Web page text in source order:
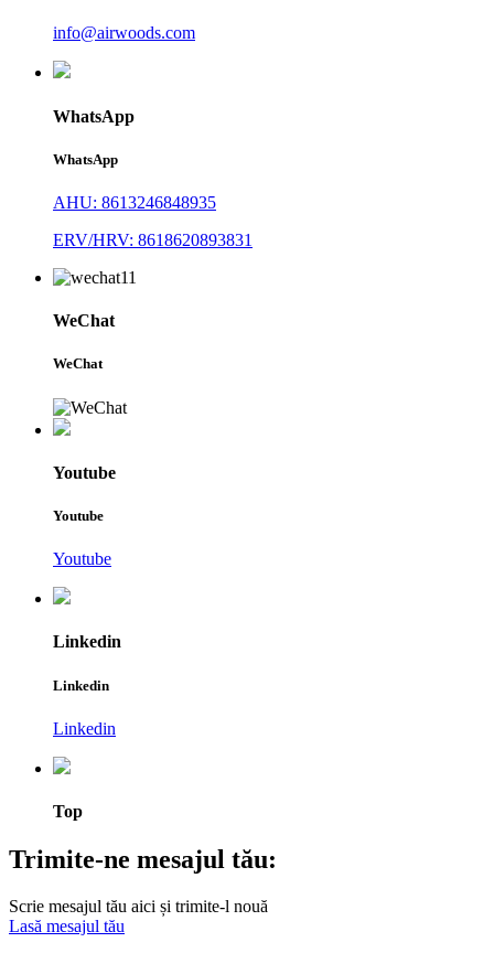
info@airwoods.com
WhatsApp
WhatsApp
AHU: 8613246848935
ERV/HRV: 8618620893831
WeChat
WeChat
Youtube
Youtube
Youtube
Linkedin
Linkedin
Linkedin
Top
Trimite-ne mesajul tău:
Scrie mesajul tău aici și trimite-l nouă
Lasă mesajul tău